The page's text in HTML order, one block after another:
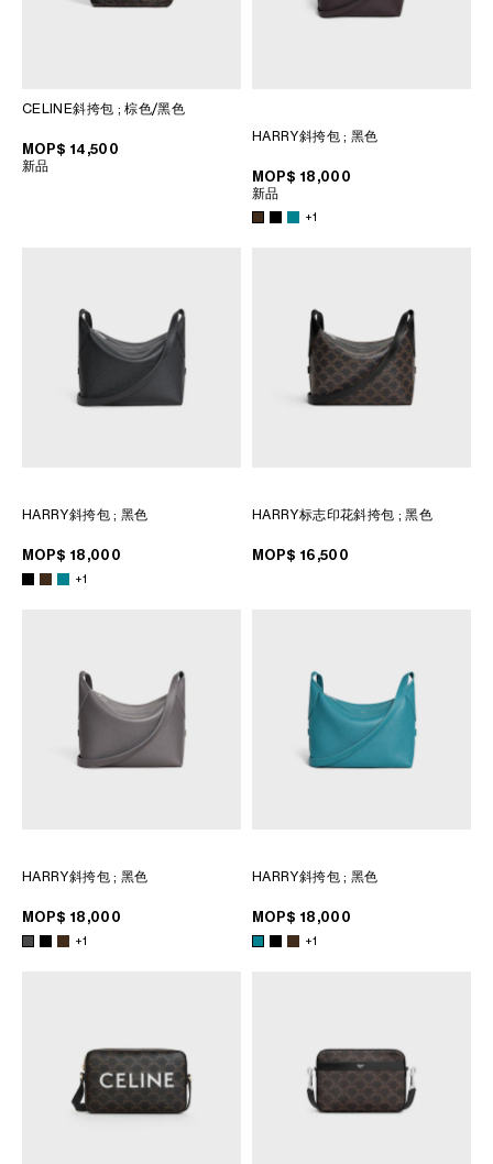
CELINE斜挎包 ; 棕色/黑色
MOP$ 14,500
新品
HARRY斜挎包; 黑色
MOP$ 18,000
新品
+1
HARRY斜挎包; 黑色
MOP$ 18,000
+1
HARRY标志印花斜挎包 ; 黑色
MOP$ 16,500
HARRY斜挎包; 黑色
MOP$ 18,000
+1
HARRY斜挎包; 黑色
MOP$ 18,000
+1